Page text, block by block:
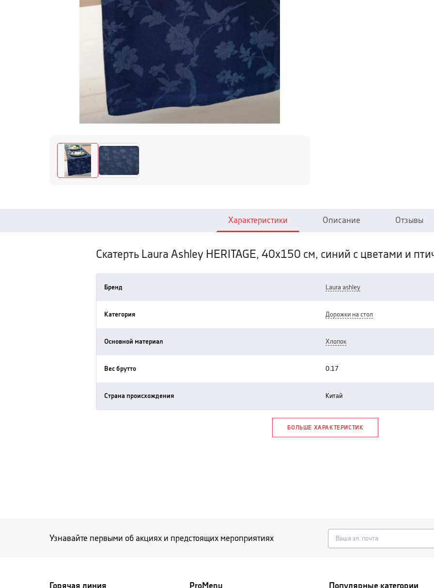
Характеристики Описание Отзывы
Скатерть Laura Ashley HERITAGE, 40х150 см, синий с цветами и
Бренд laura ashley
Категория дорожки на стол
Основной материал хлопок
Вес брутто 0.17
Страна происхождения китай
БОЛЬШЕ ХАРАКТЕРИСТИК
Узнавайте первыми об акциях и предстоящих мероприятиях
Горячая линия ProMenu Популярные категории